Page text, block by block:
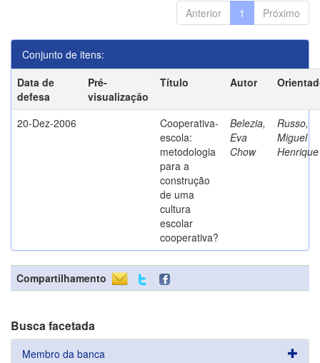
Anterior 1 Próximo
Conjunto de itens:
Data de
defesa
Pré-
visualização
Título Autor
20-Dez-2006
Cooperativa-
escola:
metodologia
para a
construção
de uma
cultura
escolar
cooperativa?
Belezia,
Eva
Chow
Russo,
Miguel
Henrique
Compartilhamento
Busca facetada
Membro da banca